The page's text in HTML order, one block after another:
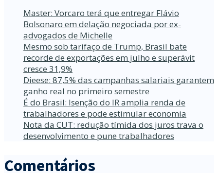
Master: Vorcaro terá que entregar Flávio
Bolsonaro em delação negociada por ex-
advogados de Michelle
Mesmo sob tarifaço de Trump, Brasil bate
recorde de exportações em julho e superávit
cresce 31,9%
Dieese: 87,5% das campanhas salariais garantem
ganho real no primeiro semestre
É do Brasil: Isenção do IR amplia renda de
trabalhadores e pode estimular economia
Nota da CUT: redução tímida dos juros trava o
desenvolvimento e pune trabalhadores
Comentários